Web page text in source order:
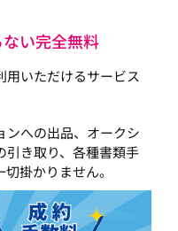
い完全無料
用いただけるサービス
ンへの出品、オークシ
引き取り、各種書類手
掛かりません。